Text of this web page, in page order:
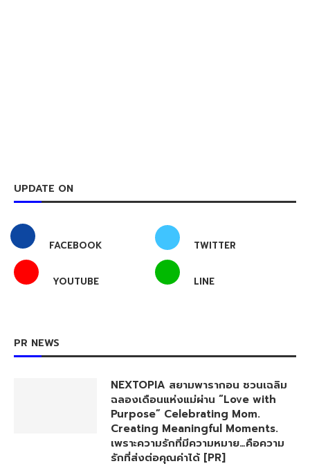
UPDATE ON
FACEBOOK TWITTER
YOUTUBE LINE
PR NEWS
NEXTOPIA สยามพารากอน ชวนเฉลิม
ฉลองเดือนแห่งแม่ผ่าน “Love with
Purpose” Celebrating Mom.
Creating Meaningful Moments.
เพราะความรักที่มีความหมาย…คือความ
รักที่ส่งต่อคุณค่าได้ [PR]